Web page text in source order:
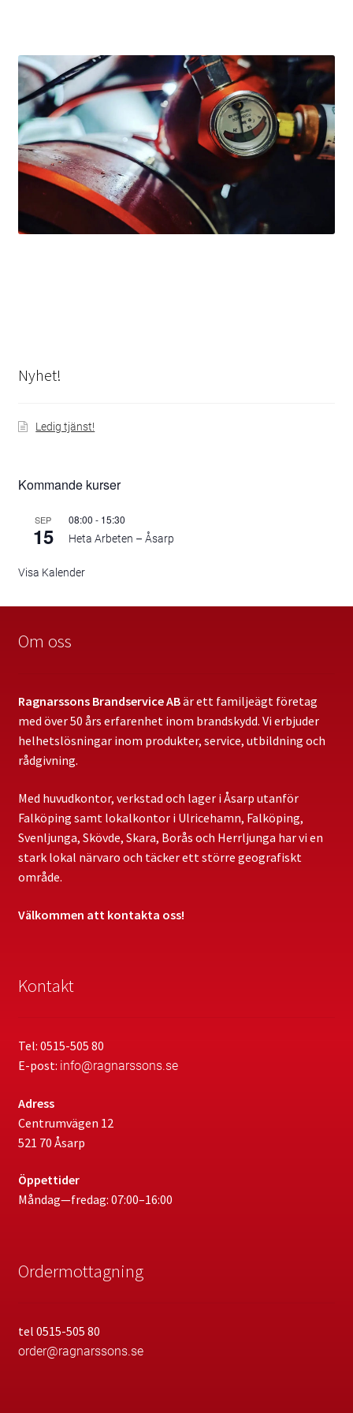
Skicka in din ansökan
Tjänster
Återkommande kontroll av koldioxidflaskor (CO₂)
Kontroll och underhåll
Kontroll – Brandredskap
SBA – Egenkontroll med pärm
SBA Standard
SBA aXess
Utrymningsplaner
Utbildningar
Brandskyddsutbildning
Egenkontroll SBA
Heta Arbeten – utbildning
HLR med hjärtstartare
Välkommen
Nyhet!
Ledig tjänst!
Kommande kurser
SEP
15
08:00 - 15:30
Heta Arbeten – Åsarp
Visa Kalender
Om oss
Ragnarssons Brandservice ABär ett familjeägt företag
med över 50 års erfarenhet inom brandskydd. Vi erbjuder
helhetslösningar inom produkter, service, utbildning och
rådgivning.
Med huvudkontor, verkstad och lager i Åsarp utanför
Falköping samt lokalkontor i Ulricehamn, Falköping,
Svenljunga, Skövde, Skara, Borås och Herrljunga har vi en
stark lokal närvaro och täcker ett större geografiskt
område.
Välkommen att kontakta oss!
Kontakt
Tel: 0515-505 80
E-post: info@ragnarssons.se
Adress
Centrumvägen 12
521 70 Åsarp
Öppettider
Måndag—fredag: 07:00–16:00
Ordermottagning
tel 0515-505 80
order@ragnarssons.se